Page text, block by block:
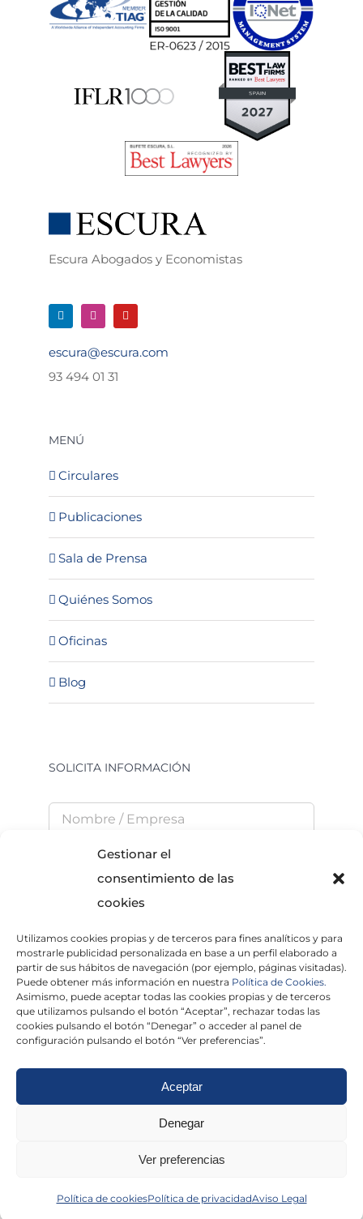
Gestionar el
consentimiento de las
cookies
Utilizamos cookies propias y de terceros para fines analíticos y para
mostrarle publicidad personalizada en base a un perfil elaborado a
partir de sus hábitos de navegación (por ejemplo, páginas visitadas).
Puede obtener más información en nuestra Política de Cookies.
Asimismo, puede aceptar todas las cookies propias y de terceros
que utilizamos pulsando el botón “Aceptar”, rechazar todas las
cookies pulsando el botón “Denegar” o acceder al panel de
configuración pulsando el botón “Ver preferencias”.
Aceptar
Denegar
Ver preferencias
Política de cookiesPolítica de privacidadAviso Legal
Escura Abogados y Economistas
escura@escura.com
93 494 01 31
MENÚ
Circulares
Publicaciones
Sala de Prensa
Quiénes Somos
Oficinas
Blog
SOLICITA INFORMACIÓN
He leído y acepto laPolítica de Privacidad
×
Politica de cookies|Aviso Legal
Madrid|Tarragona